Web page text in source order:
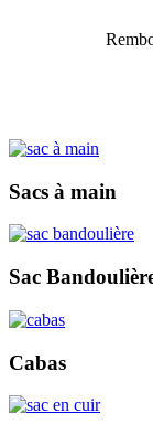
Sacs à main
Sac
Cabas